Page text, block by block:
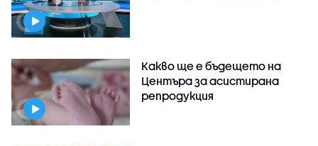
Какво ще е бъдещето на
Центъра за асистирана
репродукция